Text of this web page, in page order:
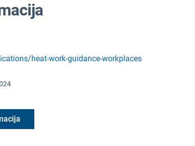
heat-work-guidance-workplaces